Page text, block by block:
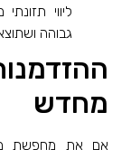
ליווי
גבוהה
מחדש
אם את מחפשת